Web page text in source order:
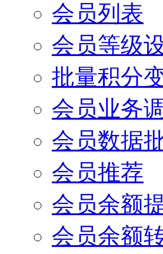
会员列表
会员等级
批量积分
会员业务
会员数据
会员推荐
会员余额
会员余额